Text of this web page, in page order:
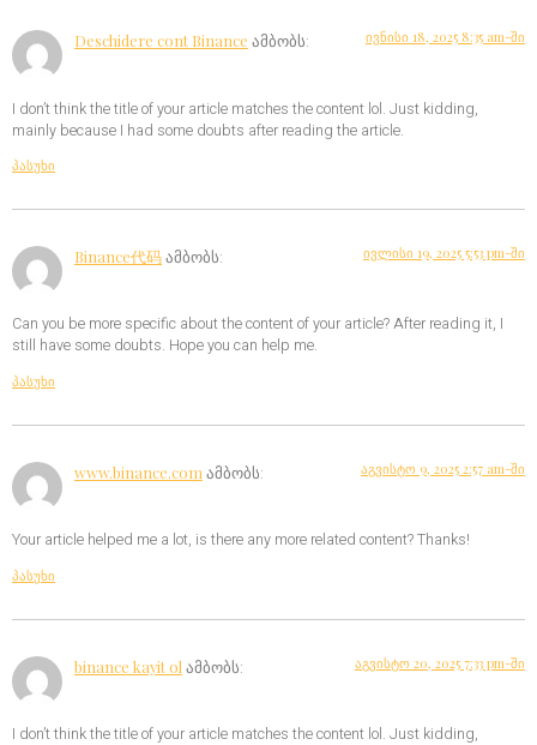
Deschidere cont Binance ამბობს: ივნისი 18, 2025 8:35 am-ში
I don’t think the title of your article matches the content lol. Just kidding,
mainly because I had some doubts after reading the article.
პასუხი
Binance代码ამბობს: ივლისი 19, 2025 5:53 pm-ში
Can you be more specific about the content of your article? After reading it, I
still have some doubts. Hope you can help me.
პასუხი
www.binance.com ამბობს: აგვისტო 9, 2025 2:57 am-ში
Your article helped me a lot, is there any more related content? Thanks!
პასუხი
binance kayit ol ამბობს: აგვისტო 20, 2025 7:33 pm-ში
I don’t think the title of your article matches the content lol. Just kidding,